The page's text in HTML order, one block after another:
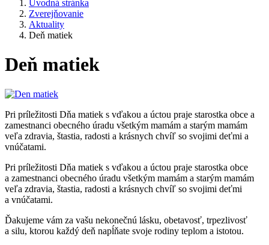
Úvodná stránka
Zverejňovanie
Aktuality
Deň matiek
Deň matiek
Pri príležitosti Dňa matiek s vďakou a úctou praje starostka obce a
zamestnanci obecného úradu všetkým mamám a starým mamám
veľa zdravia, štastia, radosti a krásnych chvíľ so svojimi deťmi a
vnúčatami.
Pri príležitosti Dňa matiek s vďakou a úctou praje starostka obce
a zamestnanci obecného úradu všetkým mamám a starým mamám
veľa zdravia, štastia, radosti a krásnych chvíľ so svojimi deťmi
a vnúčatami.
Ďakujeme vám za vašu nekonečnú lásku, obetavosť, trpezlivosť
a silu, ktorou každý deň napĺňate svoje rodiny teplom a istotou.